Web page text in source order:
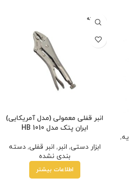
,
فروخته
شده
انبر قفلی معمولی (مدل آمریکایی)
ایران پتک مدل HB 1010
ابزار دستی, انبر, انبر قفلی,دسته
بندی نشده
اطلاعات بیشتر
تومان • خرید قسطی با ترب‌پی